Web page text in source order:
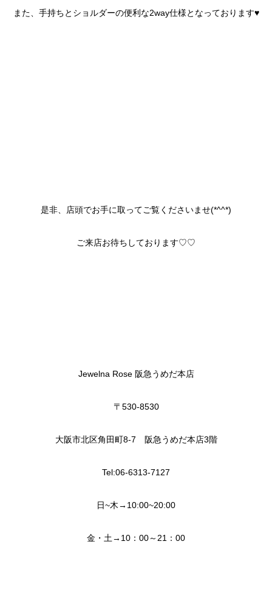
また、手持ちとショルダーの便利な2way仕様となっております♥
是非、店頭でお手に取ってご覧くださいませ(*^^*)
ご来店お待ちしております♡♡
Jewelna Rose 阪急うめだ本店
〒530-8530
大阪市北区角田町8-7 阪急うめだ本店3階
Tel:06-6313-7127
日~木→10:00~20:00
金・土→10：00～21：00